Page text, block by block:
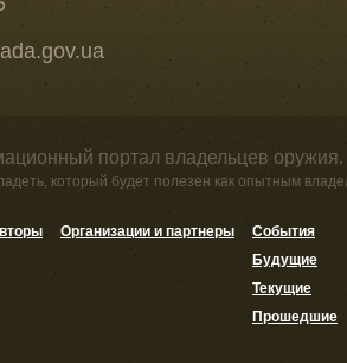
портал владельцев оружия.
который будет полезен как опытным
Организации и партнеры
События
Будущие
Текущие
Прошедшие